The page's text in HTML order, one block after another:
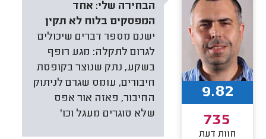
הבחירה שלי: אחד
המפסקים בלוח לא תקין
ישנם מספר דברים שיכולים
לגרום לתקלה: מגע רופף
בשקע, נתק שנוצר בקופסת
חיבורים, עומס שגרם לניתוק
החיבור, פאזה אור אפס
שלא סוגרים מעגל וכו'
9.82
735
חוות דעת